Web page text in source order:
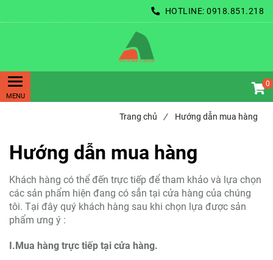
HOTLINE: 0918.851.218
0
Trang chủ / Hướng dẫn mua hàng
Hướng dẫn mua hàng
Khách hàng có thể đến trực tiếp để tham khảo và lựa chọn
các sản phẩm hiện đang có sẳn tại cửa hàng của chúng
tôi. Tại đây quý khách hàng sau khi chọn lựa được sản
phẩm ưng ý :
I.Mua hàng trực tiếp tại cửa hàng.